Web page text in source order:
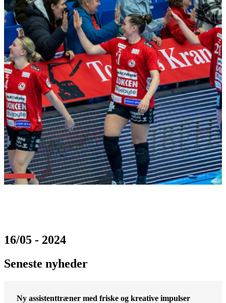
16/05 - 2024
Seneste nyheder
Ny assistenttræner med friske og kreative impulser